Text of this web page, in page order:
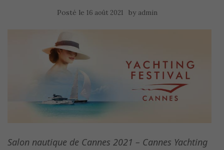
Posté le 16 août 2021 by admin
Salon nautique de Cannes 2021 – Cannes Yachting